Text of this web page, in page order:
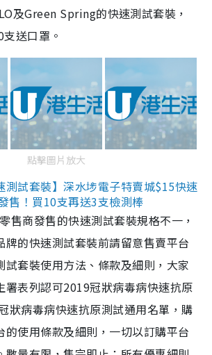
及Green Spring的快速測試套裝，
送口罩。
點擊圖片放大
測試套裝】深水埗電子特賣城$15快速
售！買10支再送3支檢測棒
售商發售的快速測試套裝規格不一，
牌的快速測試套裝前請留意售賣平台
試套裝使用方法、條款及細則，大家
署表列認可2019冠狀病毒病快速抗原
狀病毒病快速抗原測試通用名單，購
的使用條款及細則，一切以訂購平台